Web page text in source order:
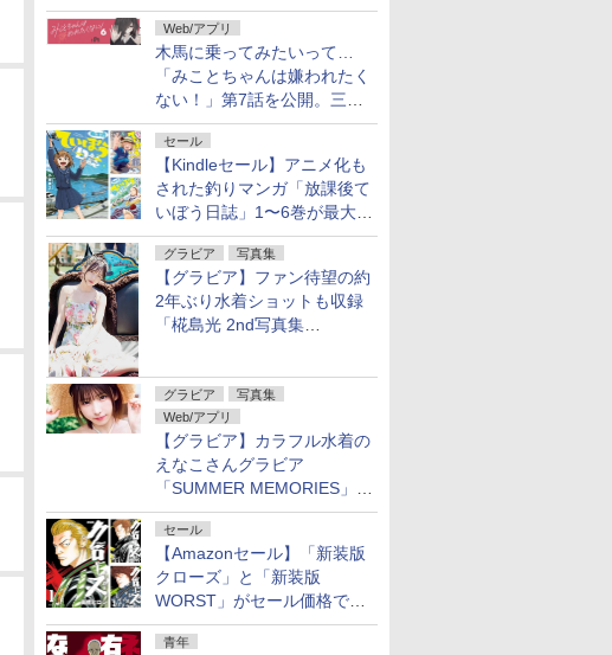
が本日発売！
Web/アプリ
木馬に乗ってみたいって…
「みことちゃんは嫌われたく
ない！」第7話を公開。三角
じゃない方か
セール
【Kindleセール】アニメ化も
された釣りマンガ「放課後て
いぼう日誌」1〜6巻が最大
50％オフのセール中！
グラビア 写真集
【グラビア】ファン待望の約
2年ぶり水着ショットも収録
「椛島光 2nd写真集
グラビア
写真集
Web/アプリ
【グラビア】カラフル水着の
えなこさんグラビア
「SUMMER MEMORIES」を
ヤングアニマルWebで公開中
セール
【Amazonセール】「新装版
クローズ」と「新装版
WORST」がセール価格で販
売中！
青年